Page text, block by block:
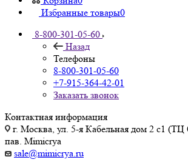
Избранные товары0
8-800-301-05-60
Назад
Телефоны
8-800-301-05-60
+7-915-364-42-01
Заказать звонок
Контактная информация
г. Москва, ул. 5-я Кабельная дом 2 с1
пав. Mimicrya
sale@mimicrya.ru